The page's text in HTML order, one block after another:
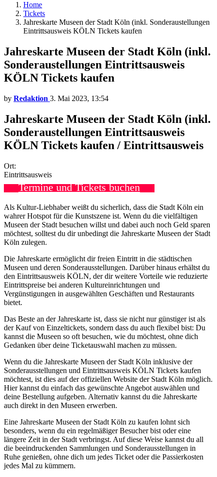
Home
Tickets
Jahreskarte Museen der Stadt Köln (inkl. Sonderaustellungen
Eintrittsausweis KÖLN Tickets kaufen
Jahreskarte Museen der Stadt Köln (inkl.
Sonderaustellungen Eintrittsausweis
KÖLN Tickets kaufen
by Redaktion 3. Mai 2023, 13:54
Jahreskarte Museen der Stadt Köln (inkl.
Sonderaustellungen Eintrittsausweis
KÖLN Tickets kaufen / Eintrittsausweis
Ort:
Eintrittsausweis
Termine und Tickets buchen
Als Kultur-Liebhaber weißt du sicherlich, dass die Stadt Köln ein
wahrer Hotspot für die Kunstszene ist. Wenn du die vielfältigen
Museen der Stadt besuchen willst und dabei auch noch Geld sparen
möchtest, solltest du dir unbedingt die Jahreskarte Museen der Stadt
Köln zulegen.
Die Jahreskarte ermöglicht dir freien Eintritt in die städtischen
Museen und deren Sonderausstellungen. Darüber hinaus erhältst du
den Eintrittsausweis KÖLN, der dir weitere Vorteile wie reduzierte
Eintrittspreise bei anderen Kultureinrichtungen und
Vergünstigungen in ausgewählten Geschäften und Restaurants
bietet.
Das Beste an der Jahreskarte ist, dass sie nicht nur günstiger ist als
der Kauf von Einzeltickets, sondern dass du auch flexibel bist: Du
kannst die Museen so oft besuchen, wie du möchtest, ohne dich
Gedanken über deine Ticketauswahl machen zu müssen.
Wenn du die Jahreskarte Museen der Stadt Köln inklusive der
Sonderausstellungen und Eintrittsausweis KÖLN Tickets kaufen
möchtest, ist dies auf der offiziellen Website der Stadt Köln möglich.
Hier kannst du einfach das gewünschte Angebot auswählen und
deine Bestellung aufgeben. Alternativ kannst du die Jahreskarte
auch direkt in den Museen erwerben.
Eine Jahreskarte Museen der Stadt Köln zu kaufen lohnt sich
besonders, wenn du ein regelmäßiger Besucher bist oder eine
längere Zeit in der Stadt verbringst. Auf diese Weise kannst du all
die beeindruckenden Sammlungen und Sonderausstellungen in
Ruhe genießen, ohne dich um jedes Ticket oder die Passierkosten
jedes Mal zu kümmern.